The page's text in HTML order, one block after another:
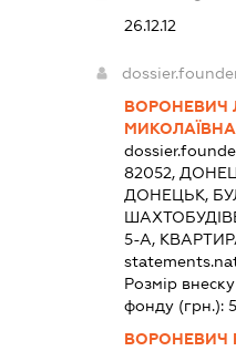
26.12.12
МИКОЛАЇВНА
82052,
ДОНЕЦЬК,
5-А,
Розмір
фонду (грн.):
ВОРОНЕВИЧ